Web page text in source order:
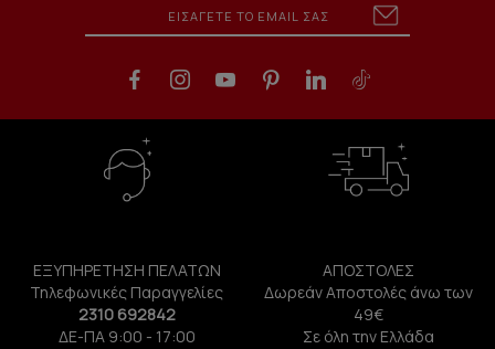
ΕΞΥΠΗΡΕΤΗΣΗ ΠΕΛΑΤΩΝ
Τηλεφωνικές Παραγγελίες
2310 692842
ΔΕ-ΠΑ 9:00 - 17:00
ΑΠΟΣΤΟΛΕΣ
Δωρεάν Αποστολές άνω των
49€
Σε όλη την Ελλάδα